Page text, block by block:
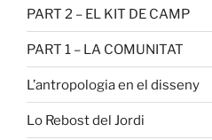
PART 2 – EL KIT DE CAMP
PART 1 – LA COMUNITAT
L’antropologia en el disseny
Lo Rebost del Jordi